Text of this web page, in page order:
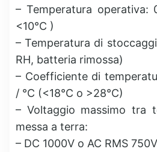
– Temperatura operativa:
<10°C )
– Temperatura di
RH, batteria rimossa)
– Coefficiente di
/ °C (<18°C o >28°C)
– Voltaggio massimo tra
messa a terra:
– DC 1000V o AC RMS 750V